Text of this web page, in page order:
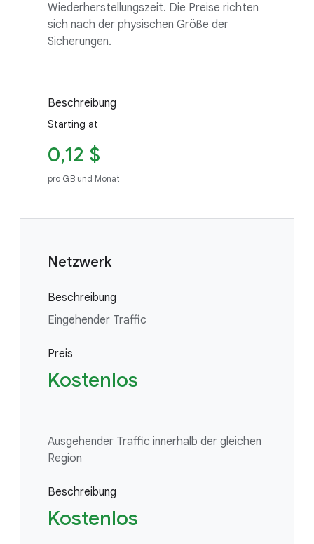
Wiederherstellungszeit. Die Preise richten
sich nach der physischen Größe der
Sicherungen.
Beschreibung
Starting at
0,12 $
pro GB und Monat
Netzwerk
Beschreibung
Eingehender Traffic
Preis
Kostenlos
Ausgehender Traffic innerhalb der gleichen
Region
Beschreibung
Kostenlos